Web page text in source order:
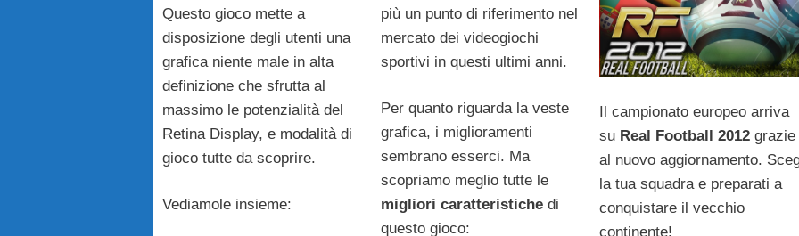
Questo gioco mette a
disposizione degli utenti una
grafica niente male in alta
definizione che sfrutta al
massimo le potenzialità del
Retina Display, e modalità di
gioco tutte da scoprire.
Vediamole insieme:
più un punto di riferimento nel
mercato dei videogiochi
sportivi in questi ultimi anni.
Per quanto riguarda la veste
grafica, i miglioramenti
sembrano esserci. Ma
scopriamo meglio tutte le
migliori caratteristichedi
questo gioco:
Il campionato europeo arriva
su Real Football 2012 grazie
al nuovo aggiornamento.
la tua squadra e preparati a
conquistare il vecchio
continente!